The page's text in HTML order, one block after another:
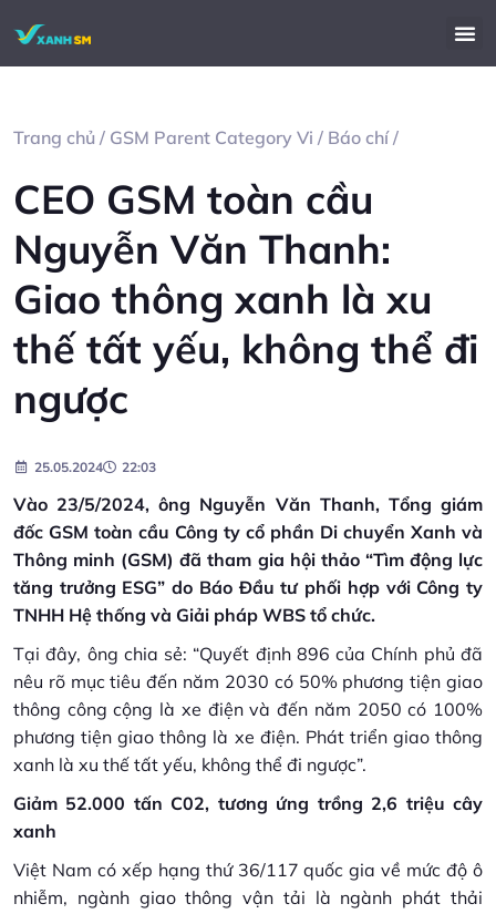
Trang chủ / GSM Parent Category Vi / Báo chí/
CEO GSM toàn cầu
Nguyễn Văn Thanh:
Giao thông xanh là xu
thế tất yếu, không thể đi
ngược
25.05.2024 22:03
Vào 23/5/2024, ông Nguyễn Văn Thanh, Tổng giám
đốc GSM toàn cầu Công ty cổ phần Di chuyển Xanh và
Thông minh (GSM) đã tham gia hội thảo “Tìm động lực
tăng trưởng ESG” do Báo Đầu tư phối hợp với Công ty
TNHH Hệ thống và Giải pháp WBS tổ chức.
Tại đây, ông chia sẻ: “Quyết định 896 của Chính phủ đã
nêu rõ mục tiêu đến năm 2030 có 50% phương tiện giao
thông công cộng là xe điện và đến năm 2050 có 100%
phương tiện giao thông là xe điện. Phát triển giao thông
xanh là xu thế tất yếu, không thể đi ngược”.
Giảm 52.000 tấn C02, tương ứng trồng 2,6 triệu cây
xanh
Việt Nam có xếp hạng thứ 36/117 quốc gia về mức độ ô
nhiễm, ngành giao thông vận tải là ngành phát thải